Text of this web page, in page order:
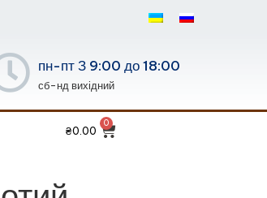
пн-пт З 9:00 до 18:00
сб-нд вихідний
₴0.00